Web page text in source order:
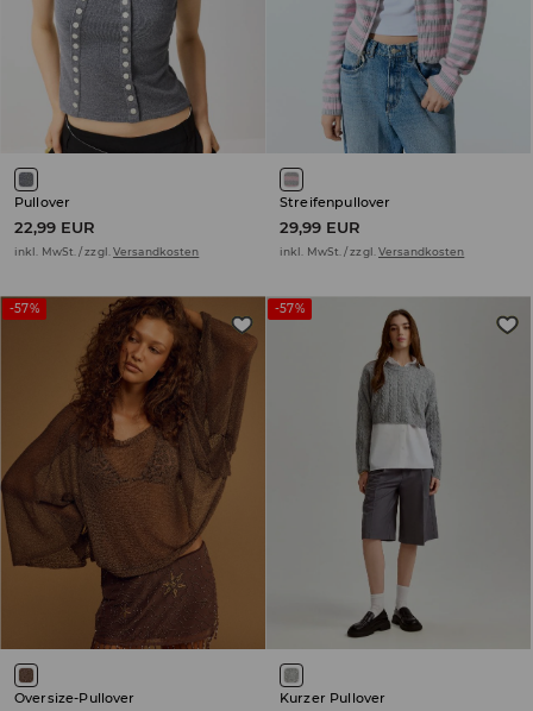
Pullover
22,99 EUR
inkl. MwSt. / zzgl. Versandkosten
Streifenpullover
29,99 EUR
inkl. MwSt. / zzgl. Versandkosten
-57%
Oversize-Pullover
-57%
Kurzer Pullover